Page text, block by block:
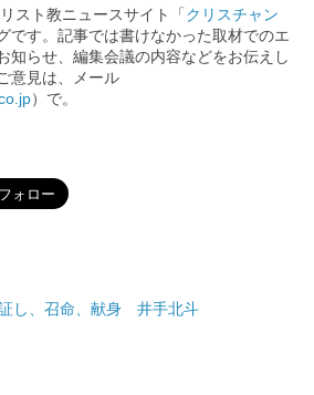
スト教ニュースサイト「クリスチャン
です。記事では書けなかった取材でのエ
知らせ、編集会議の内容などをお伝えし
意見は、メール
）で。
し、召命、献身 井手北斗